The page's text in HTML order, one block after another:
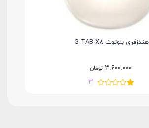
هندزفری بلوتوث G-TAB X8
3.600.000 تومان
3